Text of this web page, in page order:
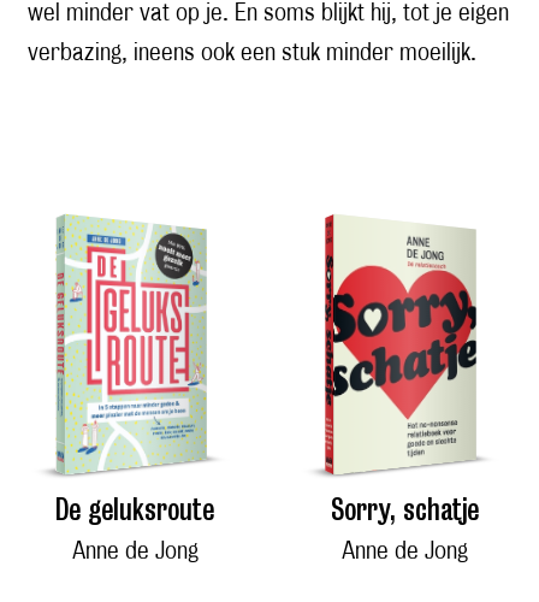
wel minder vat op je. En soms blijkt hij, tot je eigen
verbazing, ineens ook een stuk minder moeilijk.
De geluksroute
Anne de Jong
Sorry, schatje
Anne de Jong